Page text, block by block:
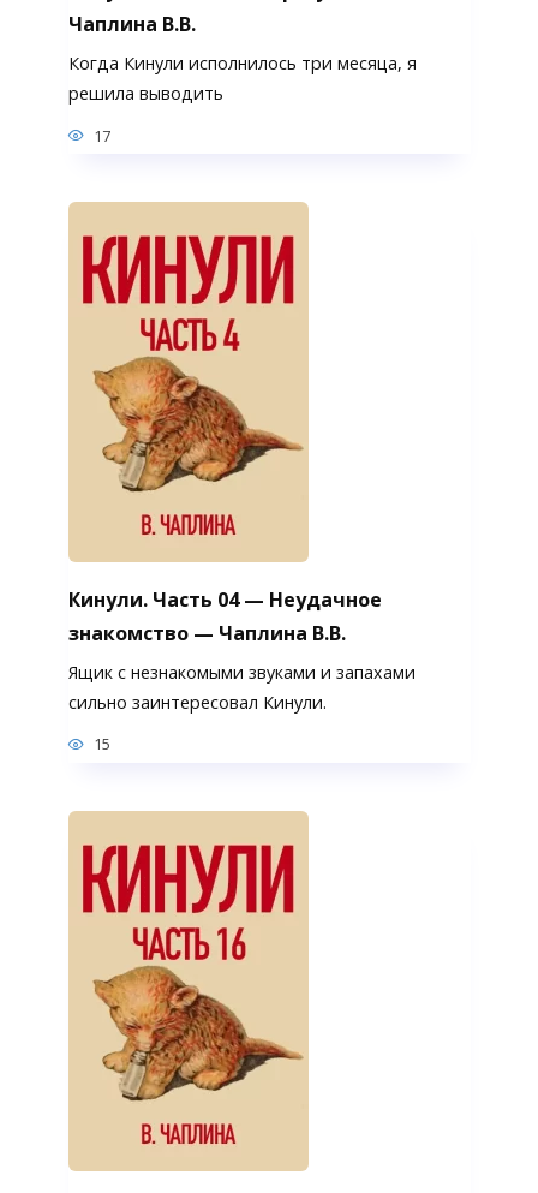
Чаплина В.В.
Когда Кинули исполнилось три месяца, я
решила выводить
17
Кинули. Часть 04 — Неудачное
знакомство — Чаплина В.В.
Ящик с незнакомыми звуками и запахами
сильно заинтересовал Кинули.
15